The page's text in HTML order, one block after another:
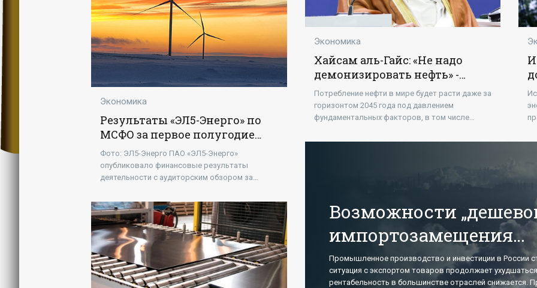
Экономика
Результаты «ЭЛ5-Энерго» по
МСФО за первое полугодие
2024 года - «Новости -
Энергетики»
Фото: ЭЛ5-Энерго ПАО «ЭЛ5-Энерго»
опубликовало финансовые результаты
деятельности с аудиторским обзором за
увеличилась почти на 13%.
Экономика
Хайсам аль-Гайс: «Не надо
демонизировать нефть» -
«Новости - Энергетики»
Потребление нефти в мире будет расти даже за
горизонтом 2045 года под давлением
фундаментальных факторов, в том числе
массовой урбанизации.
Возможности
импортозамещения
исчерпаны. Дальше —
нужны уже
Промышленное производство и инвестиции в России
ситуация с экспортом товаров продолжает
рентабельность в большинстве отраслей снижается.